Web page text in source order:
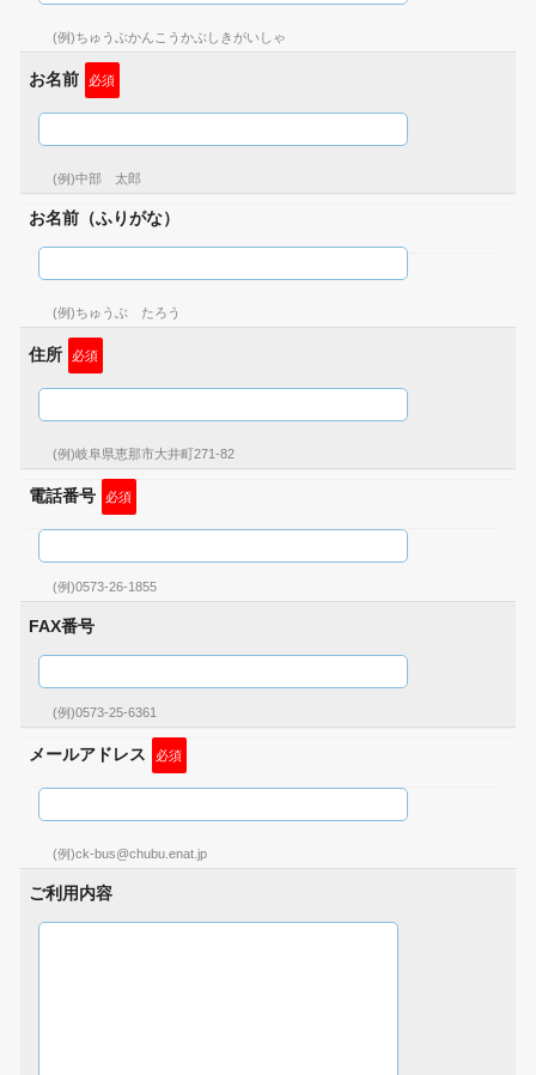
(例)ちゅうぶかんこうかぶしきがいしゃ
お名前 必須
(例)中部 太郎
お名前（ふりがな）
(例)ちゅうぶ たろう
住所 必須
(例)岐阜県恵那市大井町271-82
電話番号 必須
(例)0573-26-1855
FAX番号
(例)0573-25-6361
メールアドレス 必須
(例)ck-bus@chubu.enat.jp
ご利用内容